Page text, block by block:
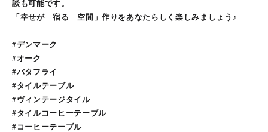
談も可能です。
「幸せが 宿る 空間」作りをあなたらしく楽しみましょう♪
#デンマーク
#オーク
#バタフライ
#タイルテーブル
#ヴィンテージタイル
#タイルコーヒーテーブル
#コーヒーテーブル